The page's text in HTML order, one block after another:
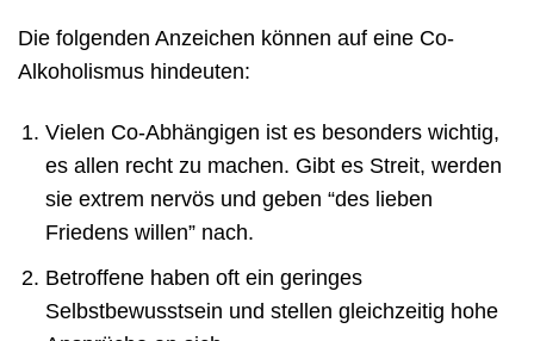
Die folgenden Anzeichen können auf eine Co-
Alkoholismus hindeuten:
Vielen Co-Abhängigen ist es besonders wichtig,
es allen recht zu machen. Gibt es Streit, werden
sie extrem nervös und geben “des lieben
Friedens willen” nach.
Betroffene haben oft ein geringes
Selbstbewusstsein und stellen gleichzeitig hohe